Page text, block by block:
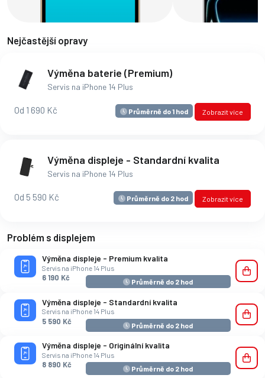
Nejčastější opravy
Výměna baterie (Premium)
Servis na iPhone 14 Plus
Od 1 690 Kč Průměrně do 1 hod Zobrazit více
Výměna displeje - Standardní kvalita
Servis na iPhone 14 Plus
Od 5 590 Kč Průměrně do 2 hod Zobrazit více
Problém s displejem
Výměna displeje - Premium kvalita
Servis na iPhone 14 Plus
6 190 Kč
Průměrně do 2 hod
Výměna displeje - Standardní kvalita
Servis na iPhone 14 Plus
5 590 Kč
Průměrně do 2 hod
Výměna displeje - Originální kvalita
Servis na iPhone 14 Plus
8 890 Kč
Průměrně do 2 hod